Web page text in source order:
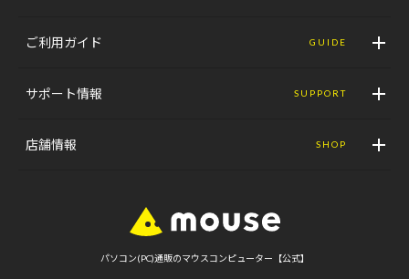
ご利用ガイド GUIDE
サポート情報 SUPPORT
店舗情報 SHOP
パソコン(PC)通販のマウスコンピューター【公式】